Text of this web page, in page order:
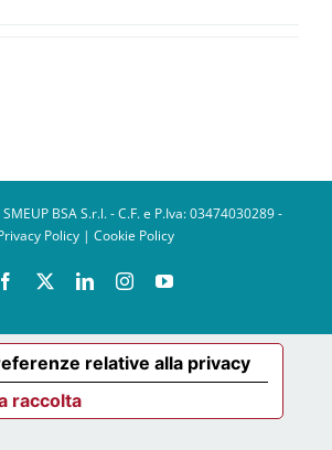
BSA S.r.l. - C.F. e P.Iva: 03474030289 -
Policy| Cookie Policy
Facebook LinkedInInstagramYouTube
raccolta
relative alla privacy